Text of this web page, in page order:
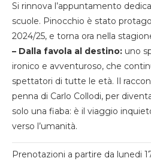
Si rinnova l’appuntamento
scuole. Pinocchio è stato
2024/25, e torna ora nella
– Dalla favola al destino: uno
ironico e avventuroso, che
spettatori di tutte le età. Il
penna di Carlo Collodi, per
solo una fiaba: è il viaggio
verso l’umanità.
Prenotazioni a partire da lunedi